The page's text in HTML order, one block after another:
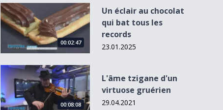
Un éclair au chocolat qui bat tous les records
00:02:47
Un éclair au chocolat
qui bat tous les
records
23.01.2025
L&#039;âme tzigane d&#039;un virtuose gruérien
00:08:08
L'âme tzigane d'un
virtuose gruérien
29.04.2021